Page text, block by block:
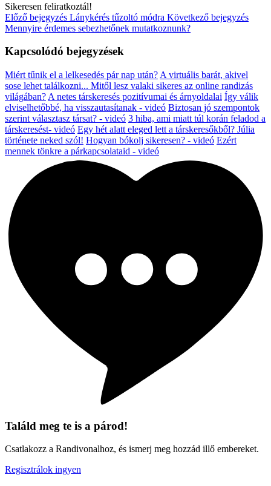
Sikeresen feliratkoztál!
Előző bejegyzés Lánykérés tűzoltó módra Következő bejegyzés
Mennyire érdemes sebezhetőnek mutatkoznunk?
Kapcsolódó bejegyzések
Miért tűnik el a lelkesedés pár nap után? A virtuális barát, akivel
sose lehet találkozni... Mitől lesz valaki sikeres az online randizás
világában? A netes társkeresés pozitívumai és árnyoldalai Így válik
elviselhetőbbé, ha visszautasítanak - videó Biztosan jó szempontok
szerint választasz társat? - videó 3 hiba, ami miatt túl korán feladod a
társkeresést- videó Egy hét alatt eleged lett a társkeresőkből? Júlia
története neked szól! Hogyan bókolj sikeresen? - videó Ezért
mennek tönkre a párkapcsolataid - videó
Találd meg te is a párod!
Csatlakozz a Randivonalhoz, és ismerj meg hozzád illő embereket.
Regisztrálok ingyen